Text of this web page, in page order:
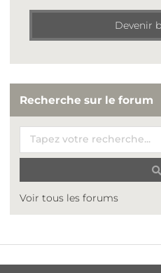
Devenir
Recherche sur le forum
Voir tous les forums